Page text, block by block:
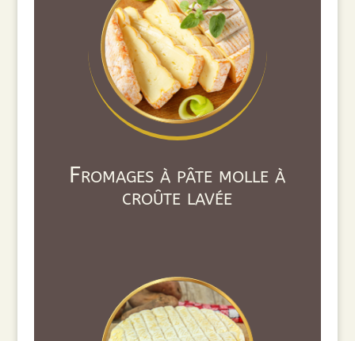
Fromages à pâte molle à
croûte lavée